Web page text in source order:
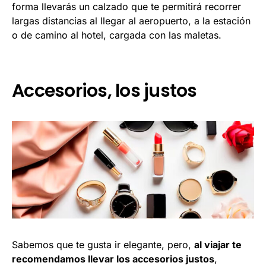
forma llevarás un calzado que te permitirá recorrer
largas distancias al llegar al aeropuerto, a la estación
o de camino al hotel, cargada con las maletas.
Accesorios, los justos
Sabemos que te gusta ir elegante, pero, al viajar te
recomendamos llevar los accesorios justos,